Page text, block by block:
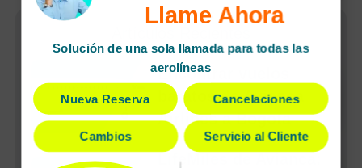
Encontrar vuelos
baratos de Avianca
Airlines a Bogota
LifeMiles de Avianca:
Llame Ahora
Solución de una sola llamada para todas las
aerolíneas
Nueva Reserva Cancelaciones
Cambios Servicio al Cliente